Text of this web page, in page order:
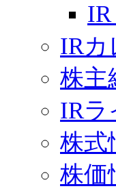
IRカ
株主
IRラ
株式
株価